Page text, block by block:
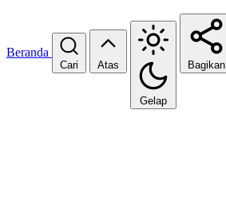
Beranda
Cari Atas
Gelap
Bagikan